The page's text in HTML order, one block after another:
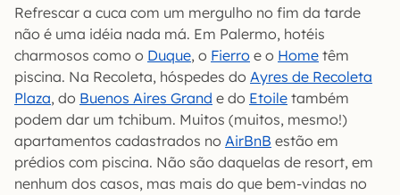
Refrescar a cuca com um mergulho no fim da tarde
não é uma idéia nada má. Em Palermo, hotéis
charmosos como o Duque, o Fierro e o Home têm
piscina. Na Recoleta, hóspedes do Ayres de Recoleta
Plaza, do Buenos Aires Grand e do Etoile também
podem dar um tchibum. Muitos (muitos, mesmo!)
apartamentos cadastrados no AirBnB estão em
prédios com piscina. Não são daquelas de resort, em
nenhum dos casos, mas mais do que bem-vindas no